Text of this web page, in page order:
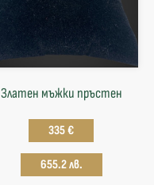
Златен мъжки пръстен
335 €
655.2 лв.